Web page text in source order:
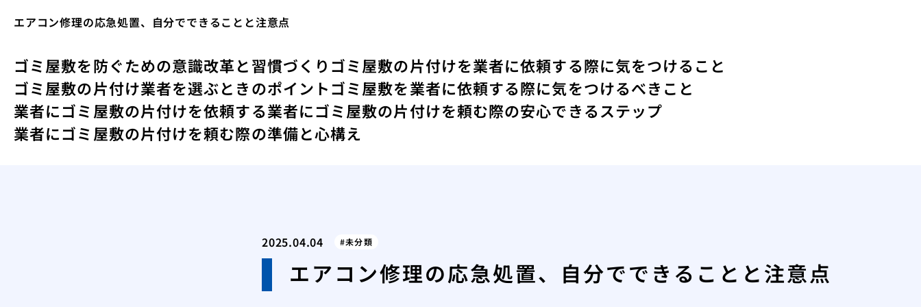
エアコン修理の応急処置、自分でできることと注意点
ゴミ屋敷を防ぐための意識改革と習慣づくり ゴミ屋敷の片付けを業者に依頼する際に気をつけること
ゴミ屋敷の片付け業者を選ぶときのポイントゴミ屋敷を業者に依頼する際に気をつけるべきこと
業者にゴミ屋敷の片付けを依頼する業者にゴミ屋敷の片付けを頼む際の安心できるステップ
業者にゴミ屋敷の片付けを頼む際の準備と心構え
2025.04.04 未分類
エアコン修理の応急処置、自分でできることと注意点